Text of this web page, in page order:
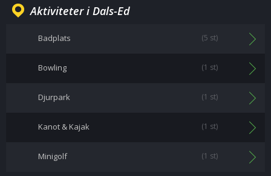
Aktiviteter i Dals-Ed
Badplats (5 st)
Bowling (1 st)
Djurpark (1 st)
Kanot & Kajak (1 st)
Minigolf (1 st)